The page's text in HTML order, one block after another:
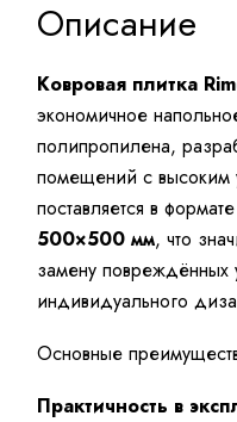
Описание
Ковровая плитка
экономичное
полипропилена,
помещений с высоким
поставляется в
500×500 мм, что
замену повреждённых
индивидуального
Основные
Практичность в